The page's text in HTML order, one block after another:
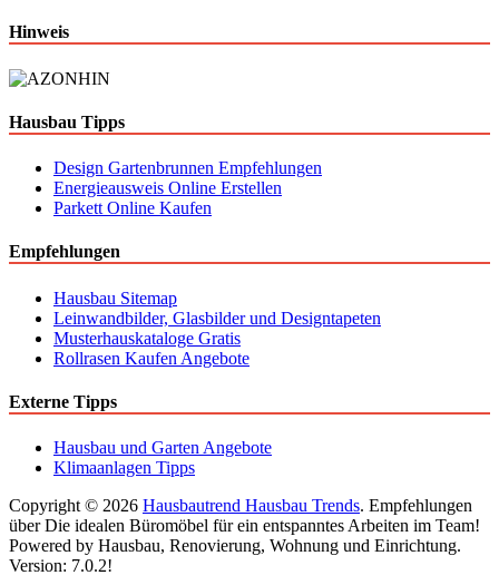
Hinweis
Hausbau Tipps
Design Gartenbrunnen Empfehlungen
Energieausweis Online Erstellen
Parkett Online Kaufen
Empfehlungen
Hausbau Sitemap
Leinwandbilder, Glasbilder und Designtapeten
Musterhauskataloge Gratis
Rollrasen Kaufen Angebote
Externe Tipps
Hausbau und Garten Angebote
Klimaanlagen Tipps
Copyright © 2026 Hausbautrend Hausbau Trends. Empfehlungen
über Die idealen Büromöbel für ein entspanntes Arbeiten im Team!
Powered by Hausbau, Renovierung, Wohnung und Einrichtung.
Version: 7.0.2!